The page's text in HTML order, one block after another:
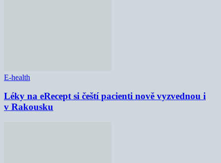
E-health
Léky na eRecept si čeští pacienti nově vyzvednou i
v Rakousku